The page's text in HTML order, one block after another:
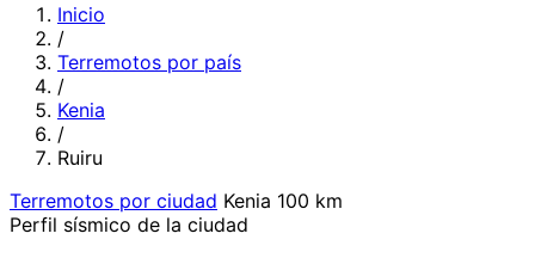
Inicio
/
Terremotos por país
/
Kenia
/
Ruiru
Terremotos por ciudad Kenia 100 km
Perfil sísmico de la ciudad